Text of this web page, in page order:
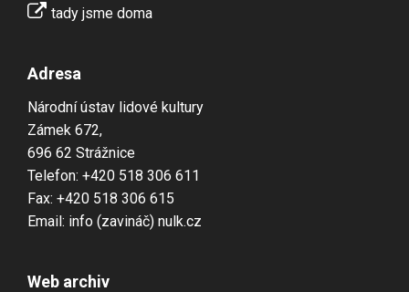
tady jsme doma
Adresa
Národní ústav lidové kultury
Zámek 672,
696 62 Strážnice
Telefon: +420 518 306 611
Fax: +420 518 306 615
Email: info (zavináč) nulk.cz
Web archiv